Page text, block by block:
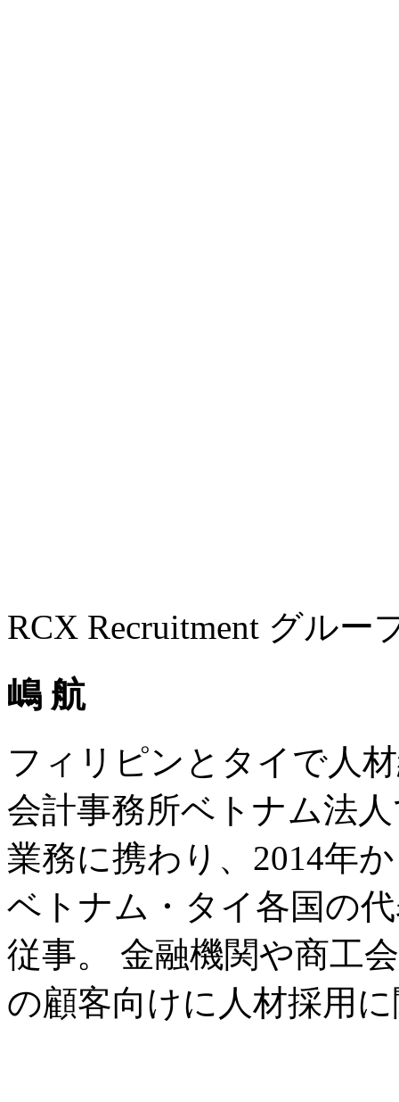
RCX Recruitment グルー
嶋 航
フィリピンとタイで人
会計事務所ベトナム法
業務に携わり、2014年
ベトナム・タイ各国の
従事。 金融機関や商工
の顧客向けに人材採用